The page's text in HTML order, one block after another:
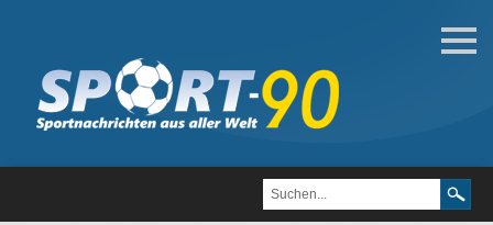
Fußball
Bundesliga